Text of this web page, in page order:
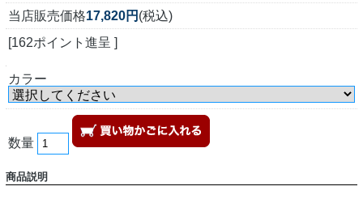
当店販売価格17,820円 (税込)
[162ポイント進呈 ]
カラー
数量
商品説明